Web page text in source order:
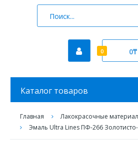
0 0₸
Каталог товаров
Главная Лакокрасочные
Эмаль Ultra Lines ПФ-266